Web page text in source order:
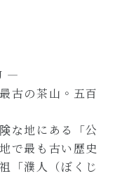
—
古の茶山。五百
な地にある「公
で最も古い歴史
「濮人（ぼくじ